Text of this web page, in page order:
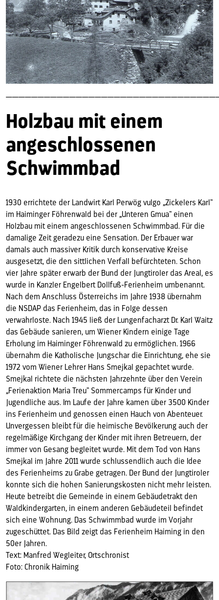
Holzbau mit einem
angeschlossenen
Schwimmbad
1930 errichtete der Landwirt Karl Perwög vulgo „Zickelers Karl“
im Haiminger Föhrenwald bei der „Unteren Gmua“ einen
Holzbau mit einem angeschlossenen Schwimmbad. Für die
damalige Zeit geradezu eine Sensation. Der Erbauer war
damals auch massiver Kritik durch konservative Kreise
ausgesetzt, die den sittlichen Verfall befürchteten. Schon
vier Jahre später erwarb der Bund der Jungtiroler das Areal, es
wurde in Kanzler Engelbert Dollfuß-Ferienheim umbenannt.
Nach dem Anschluss Österreichs im Jahre 1938 übernahm
die NSDAP das Ferienheim, das in Folge dessen
verwahrloste. Nach 1945 ließ der Lungenfacharzt Dr. Karl Waitz
das Gebäude sanieren, um Wiener Kindern einige Tage
Erholung im Haiminger Föhrenwald zu ermöglichen. 1966
übernahm die Katholische Jungschar die Einrichtung, ehe sie
1972 vom Wiener Lehrer Hans Smejkal gepachtet wurde.
Smejkal richtete die nächsten Jahrzehnte über den Verein
„Ferienaktion Maria Treu“ Sommercamps für Kinder und
Jugendliche aus. Im Laufe der Jahre kamen über 3500 Kinder
ins Ferienheim und genossen einen Hauch von Abenteuer.
Unvergessen bleibt für die heimische Bevölkerung auch der
regelmäßige Kirchgang der Kinder mit ihren Betreuern, der
immer von Gesang begleitet wurde. Mit dem Tod von Hans
Smejkal im Jahre 2011 wurde schlussendlich auch die Idee
des Ferienheims zu Grabe getragen. Der Bund der Jungtiroler
konnte sich die hohen Sanierungskosten nicht mehr leisten.
Heute betreibt die Gemeinde in einem Gebäudetrakt den
Waldkindergarten, in einem anderen Gebäudeteil befindet
sich eine Wohnung. Das Schwimmbad wurde im Vorjahr
zugeschüttet. Das Bild zeigt das Ferienheim Haiming in den
50er Jahren.
Text: Manfred Wegleiter, Ortschronist
Foto: Chronik Haiming